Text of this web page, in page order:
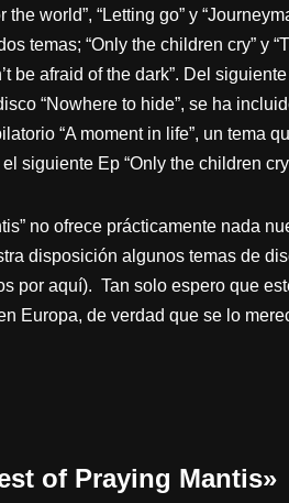
the world”, “Letting go” y
temas; “Only the children cry” y
be afraid of the dark”. Del
“Nowhere to hide”, se ha
“A moment in life”, un tema
siguiente Ep “Only the children
no ofrece prácticamente nada
disposición algunos temas de
por aquí). Tan solo espero que
Europa, de verdad que se lo
of Praying Mantis»